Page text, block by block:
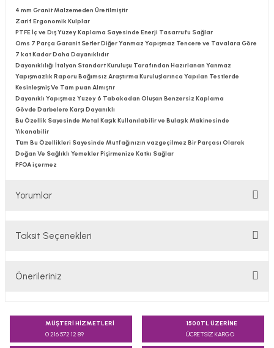
4 mm Granit Malzemeden Üretilmiştir
Zarif Ergonomik Kulplar
PTFE İç ve Dış Yüzey Kaplama Sayesinde Enerji Tasarrufu Sağlar
Oms 7 Parça Garanit Setler Diğer Yanmaz Yapışmaz Tencere ve Tavalara Göre
7 kat Kadar Daha Dayanıklıdır
Dayanıklılığı İtalyan Standart Kuruluşu Tarafından Hazırlanan Yanmaz
Yapışmazlık Raporu Bağımsız Araştırma Kuruluşlarınca Yapılan Testlerde
Kesinleşmiş Ve Tam puan Almıştır
Dayanıklı Yapışmaz Yüzey 6 Tabakadan Oluşan Benzersiz Kaplama
Gövde Darbelere Karşı Dayanıklı
Bu Özellik Sayesinde Metal Kaşık Kullanılabilir ve Bulaşık Makinesinde
Yıkanabilir
Tüm Bu Özellikleri Sayesinde Mutfağınızın vazgeçilmez Bir Parçası Olarak
Doğan Ve Sağlıklı Yemekler Pişirmenize Katkı Sağlar
PFOA içermez
Yorumlar
Taksit Seçenekleri
Önerileriniz
konularda yetersiz gördüğünüz noktaları öneri formunu
kullanarak tarafımıza iletebilirsiniz.
MÜŞTERİ HİZMETLERİ
0 216 572 12 89
1500TL ÜZERİNE
ÜCRETSİZ KARGO